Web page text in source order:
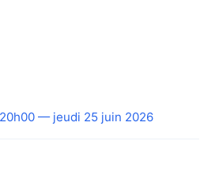
— jeudi 25 juin 2026